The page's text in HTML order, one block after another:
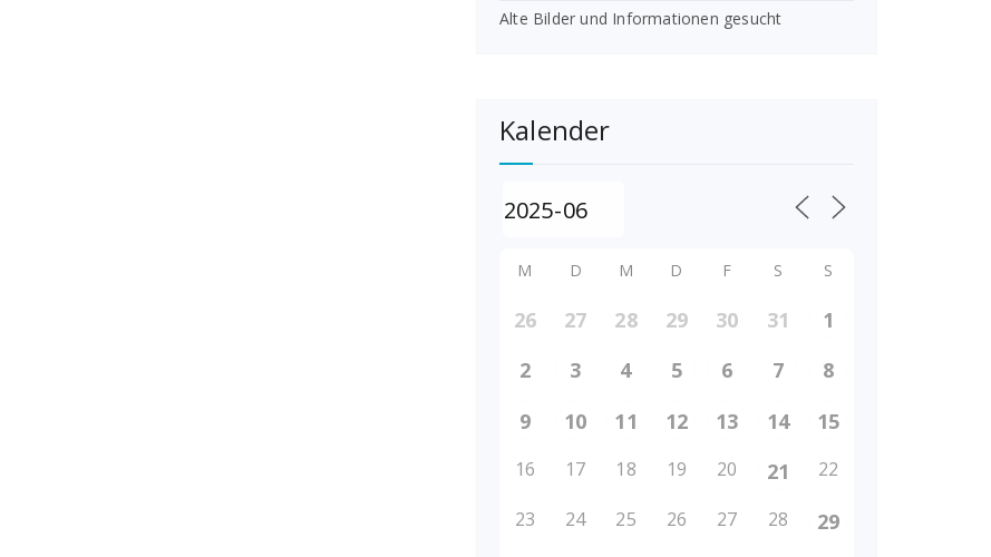
Alte Bilder und Informationen gesucht
Kalender
M D M D F S S
26 27 28 29 30 31
1
2
3 4 5 6 7
8
9
10 11 12 13 14 15
16 17 18 19 20 21 22
23 24 25 26 27 28 29